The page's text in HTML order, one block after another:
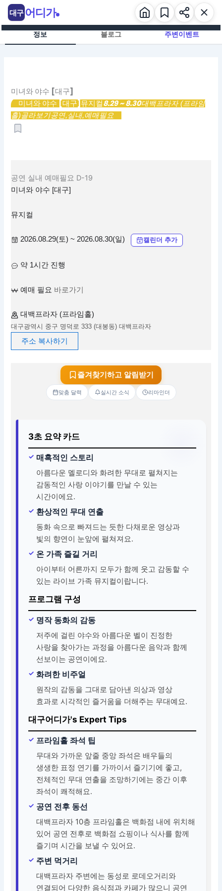
츠
정보 블로그 주변이벤트
미녀와 야수 [대구]
미녀와 야수 [대구] 뮤지컬8.29 ~ 8.30대백프라자 (프라임
홀)골라보기공연,실내,예매필요
공연 실내 예매필요 D-19
미녀와 야수 [대구]
뮤지컬
2026.08.29(토) ~ 2026.08.30(일) 캘린더 추가
약 1시간 진행
예매 필요 바로가기
대백프라자 (프라임홀)
대구광역시 중구 명덕로 333 (대봉동) 대백프라자
주소 복사하기
즐겨찾기하고 알림받기
맞춤 달력 실시간 소식 리마인더
3초 요약 카드
매혹적인 스토리
아름다운 멜로디와 화려한 무대로 펼쳐지는
감동적인 사랑 이야기를 만날 수 있는
시간이에요.
환상적인 무대 연출
동화 속으로 빠져드는 듯한 다채로운 영상과
빛의 향연이 눈앞에 펼쳐져요.
온 가족 즐길 거리
아이부터 어른까지 모두가 함께 웃고 감동할 수
있는 라이브 가족 뮤지컬이랍니다.
프로그램 구성
명작 동화의 감동
저주에 걸린 야수와 아름다운 벨이 진정한
사랑을 찾아가는 과정을 아름다운 음악과 함께
선보이는 공연이에요.
화려한 비주얼
원작의 감동을 그대로 담아낸 의상과 영상
효과로 시각적인 즐거움을 더해주는 무대예요.
대구어디가's Expert Tips
프라임홀 좌석 팁
무대와 가까운 앞줄 중앙 좌석은 배우들의
생생한 표정 연기를 가까이서 즐기기에 좋고,
전체적인 무대 연출을 조망하기에는 중간 이후
좌석이 쾌적해요.
공연 전후 동선
대백프라자 10층 프라임홀은 백화점 내에 위치해
있어 공연 전후로 백화점 쇼핑이나 식사를 함께
즐기며 시간을 보낼 수 있어요.
주변 먹거리
대백프라자 주변에는 동성로 로데오거리와
연결되어 다양한 음식점과 카페가 많으니 공연
대구 어디가